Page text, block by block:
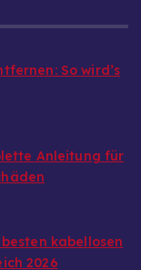
So wird’s
Anleitung für
kabellosen
2026